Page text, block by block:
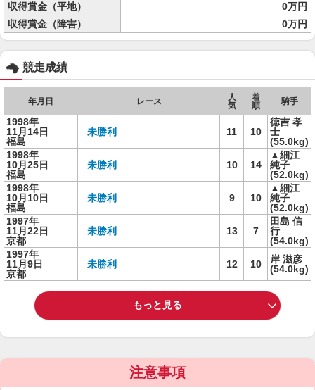
収得賞金（平地）
0万円
収得賞金（障害）
0万円
競走成績
年月日 レース
人
気
着
順
騎手
1998年
11月14日
福島
未勝利 11 10
徳吉 孝
士
(55.0kg)
1998年
10月25日
福島
未勝利 10 14
▲細江
純子
(52.0kg)
1998年
10月10日
福島
未勝利 9 10
▲細江
純子
(52.0kg)
1997年
11月22日
京都
未勝利 13 7
田島 信
行
(54.0kg)
1997年
11月9日
京都
未勝利 12 10
岸 滋彦
(54.0kg)
もっと見る
注意事項